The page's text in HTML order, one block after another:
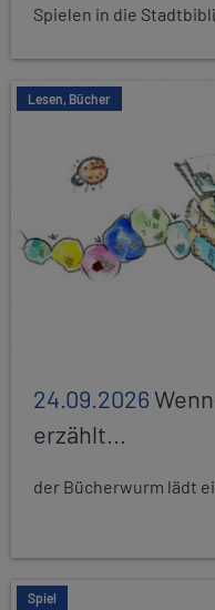
Spielen in die
Lesen, Bücher
24.09.2026
erzählt...
der Bücherwurm lädt
Spiel